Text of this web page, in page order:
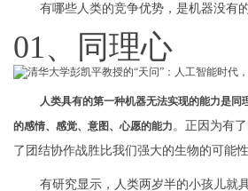
有哪些人类的竞争优势，是机器没有
01、同理心
人类具有的第一种机器无法实现的能力是同
的感情、感觉、意图、心愿的能力。正因为有
了团结协作战胜比我们强大的生物的可能性
有研究显示，人类两岁半的小孩儿就